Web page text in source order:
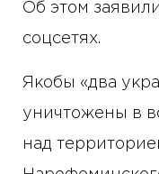
Об этом
соцсетях.
Якобы «два
уничтожены в
над